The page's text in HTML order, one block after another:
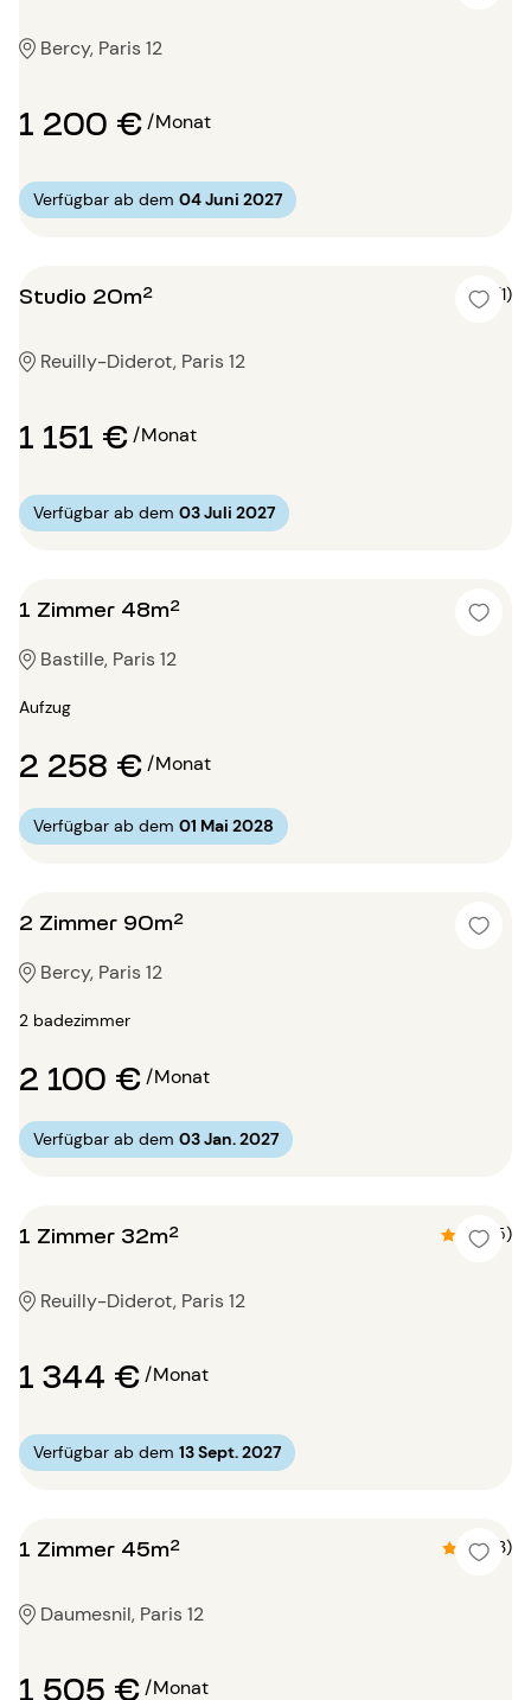
Bercy, Paris 12
1 200 €/Monat
Verfügbar ab dem 04 Juni 2027
Studio 20m² 5 (1)
Reuilly-Diderot, Paris 12
1 151 €/Monat
Verfügbar ab dem 03 Juli 2027
1 Zimmer 48m²
Bastille, Paris 12
Aufzug
2 258 €/Monat
Verfügbar ab dem 01 Mai 2028
2 Zimmer 90m²
Bercy, Paris 12
2 badezimmer
2 100 €/Monat
Verfügbar ab dem 03 Jan. 2027
1 Zimmer 32m² 4.4 (5)
Reuilly-Diderot, Paris 12
1 344 €/Monat
Verfügbar ab dem 13 Sept. 2027
1 Zimmer 45m² 4.3 (3)
Daumesnil, Paris 12
1 505 €/Monat